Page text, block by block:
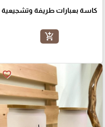
كاسة بعبارات طريفة وتشجيعية
add_shopping_cart
favorite_border